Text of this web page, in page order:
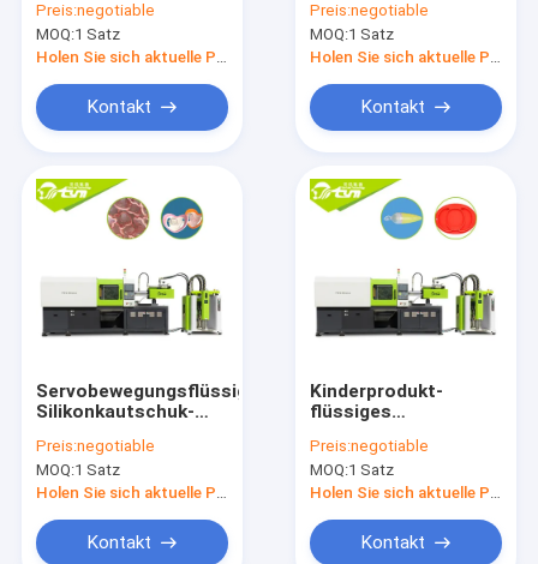
Spritzen-Maschine
für Kuchen-Form
Preis:negotiable
MOQ:1 Satz
Kontakt
Ausrüstungs-grüne
Farbe
Preis:negotiable
MOQ:1 Satz
Kontakt
Servobewegungsflüssige
Silikonkautschuk-
für Friedensstifter
Preis:negotiable
MOQ:1 Satz
Holen Sie sich aktuelle Preis
Kontakt
Kinderprodukt-
flüssiges
Spritzen einfach zu
benützen
Preis:negotiable
MOQ:1 Satz
Holen Sie sich aktuelle Preis
Kontakt